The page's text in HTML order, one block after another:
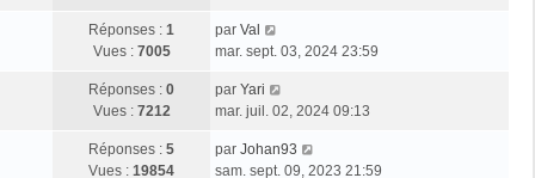
Réponses : 1
Vues : 7005
par Val
mar. sept. 03, 2024 23:59
Réponses : 0
Vues : 7212
par Yari
mar. juil. 02, 2024 09:13
Réponses : 5
Vues : 19854
par Johan93
sam. sept. 09, 2023 21:59